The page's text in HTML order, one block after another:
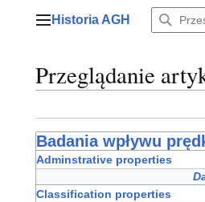
Menu główne
Historia AGH
Przeglądanie
Badania wpływu
Adminstrative properties
Classification properties